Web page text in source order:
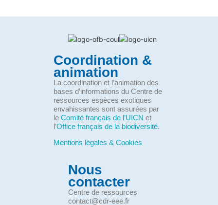
Coordination &
animation
La coordination et l’animation des
bases d’informations du Centre de
ressources espèces exotiques
envahissantes sont assurées par
le Comité français de l’UICN et
l’Office français de la biodiversité.
Mentions légales & Cookies
Nous
contacter
Centre de ressources
contact@cdr-eee.fr